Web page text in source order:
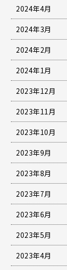
2024年4月
2024年3月
2024年2月
2024年1月
2023年12月
2023年11月
2023年10月
2023年9月
2023年8月
2023年7月
2023年6月
2023年5月
2023年4月